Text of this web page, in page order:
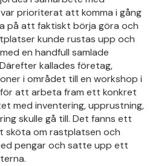
prioriterat att komma i gång
på att faktiskt börja göra och
kunde rustas upp och
en handfull samlade
kallades företag,
i området till en workshop i
att arbeta fram ett konkret
med inventering, upprustning,
skulle gå till. Det fanns ett
sköta om rastplatsen och
pengar och satte upp ett